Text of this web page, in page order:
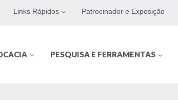
Links Rápidos Patrocinador e Exposição
PESQUISA E FERRAMENTAS